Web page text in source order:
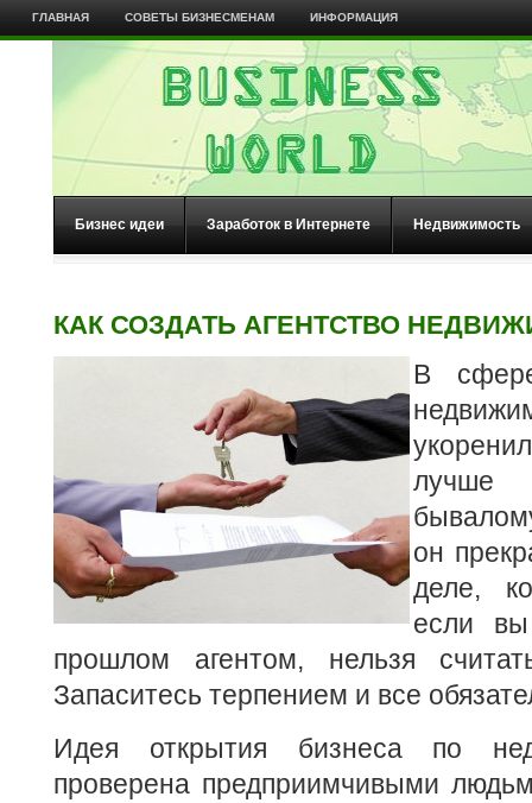
ГЛАВНАЯ СОВЕТЫ БИЗНЕСМЕНАМ ИНФОРМАЦИЯ
Бизнес идеи Заработок в Интернете Недвижимость
КАК СОЗДАТЬ АГЕНТСТВО
В
он
деле,
если
прошлом агентом, нельзя
Запаситесь терпением и все
Идея открытия бизнеса по
проверена предприимчивыми